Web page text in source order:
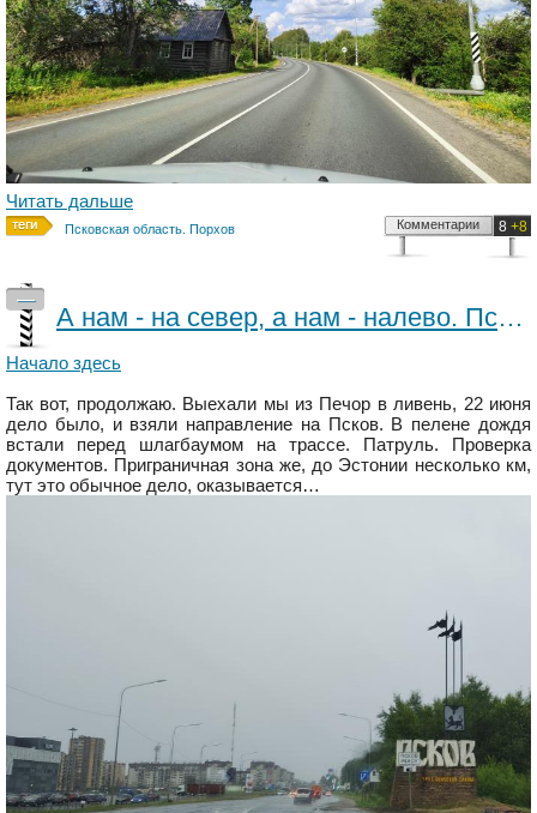
Читать дальше
Псковская область. Порхов 8 +8
Комментарии
—
А нам - на север, а нам - налево. Псков
Начало здесь
Так вот, продолжаю. Выехали мы из Печор в ливень, 22 июня
дело было, и взяли направление на Псков. В пелене дождя
встали перед шлагбаумом на трассе. Патруль. Проверка
документов. Приграничная зона же, до Эстонии несколько км,
тут это обычное дело, оказывается…